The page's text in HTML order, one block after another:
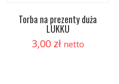
Torba na prezenty duża
LUKKU
3,00 zł netto